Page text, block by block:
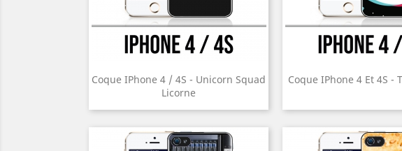
Coque IPhone 4 / 4S - Unicorn Squad
Licorne
Coque IPhone 4 Et 4S -